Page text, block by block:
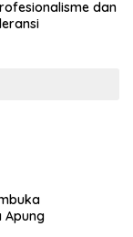
dan
Apung